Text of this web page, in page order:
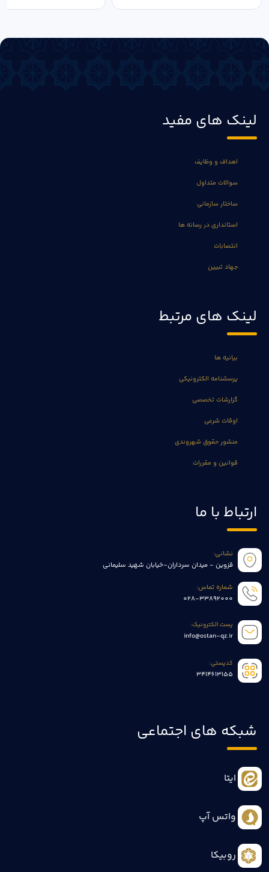
لینک های مفید
اهداف و وظایف
سوالات متداول
ساختار سازمانی
استانداری در رسانه ها
انتصابات
جهاد تبیین
لینک های مرتبط
بیانیه ها
پرسشنامه الکترونیکی
گزارشات تخصصی
اوقات شرعی
منشور حقوق شهروندی
قوانین و مقررات
ارتباط با ما
نشانی:
قزوین - میدان سرداران-خیابان شهید سلیمانی
شماره تماس:
028-33892000
پست الکترونیک:
info@ostan-qz.ir
کدپستی:
3414613155
شبکه های اجتماعی
ایتا
واتس آپ
روبیکا